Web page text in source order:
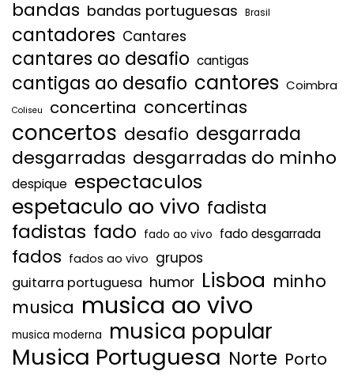
bandas bandas portuguesas Brasil
cantadores Cantares
cantares ao desafio cantigas
cantigas ao desafio cantores Coimbra
Coliseu concertina concertinas
concertos desafio desgarrada
desgarradas desgarradas do minho
despique espectaculos
espetaculo ao vivo fadista
fadistas fado fado ao vivo fado desgarrada
fados fados ao vivo grupos
guitarra portuguesa humor Lisboa minho
musica musica ao vivo
musica moderna musica popular
Musica Portuguesa Norte Porto